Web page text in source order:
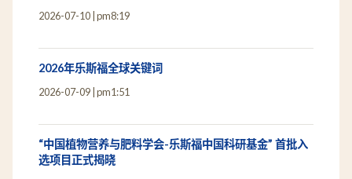
2026-07-10 pm8:19
2026年乐斯福全球关键词
2026-07-09 pm1:51
“中国植物营养与肥料学会-乐斯福中国科研基金” 首批入
选项目正式揭晓